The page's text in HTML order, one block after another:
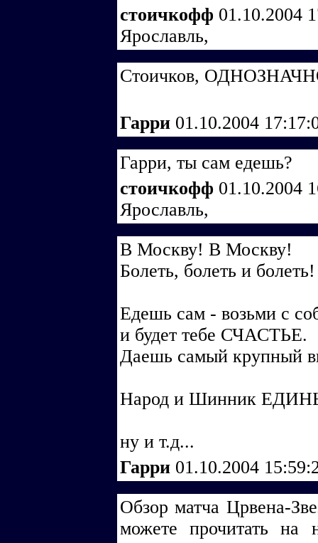
стоичкофф 01.10.2004
Ярославль,
Стоичков,
Гарри 01.10.2004
Гарри, ты сам едешь?
стоичкофф 01.10.2004
Ярославль,
В Москву! В Москву!
Болеть, болеть и болеть!
Едешь сам - возьми с
и будет тебе СЧАСТЬЕ.
Даешь самый крупный
Народ и Шинник
ну и т.д...
Гарри 01.10.2004
Обзор матча Црвена-
можете прочитать на